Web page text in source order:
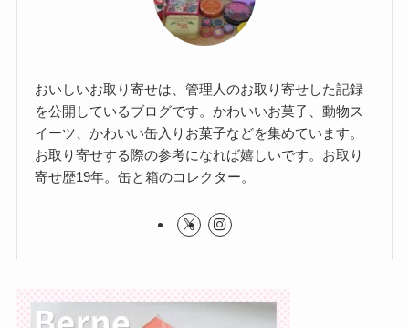
おいしいお取り寄せは、管理人のお取り寄せした記録
を公開しているブログです。かわいいお菓子、動物ス
イーツ、かわいい缶入りお菓子などを集めています。
お取り寄せする際の参考になれば嬉しいです。お取り
寄せ歴19年。缶と箱のコレクター。